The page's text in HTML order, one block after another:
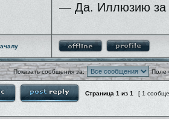
— Да. Иллюзию за
Показать сообщения за: Поле
Страница 1 из 1 [ 1